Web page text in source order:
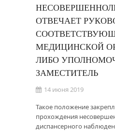
ОТВЕЧАЕТ
МЕДИЦИНСКОЙ
ЛИБО
ЗАМЕСТИТЕЛЬ
14 июня 2019
Такое положение
прохождения
диспансерного